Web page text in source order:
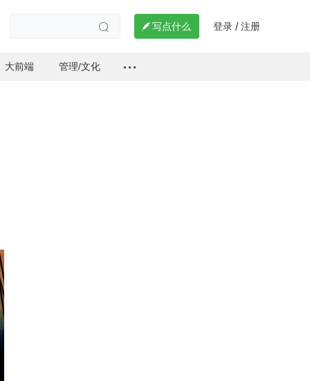
  写点什么 登录 / 注册
大前端 管理/文化